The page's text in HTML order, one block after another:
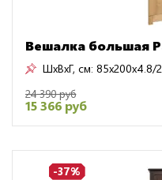
Вешалка большая
ШxВxГ, см: 85x200x4.8/
24 390 руб
15 366 руб
-37%